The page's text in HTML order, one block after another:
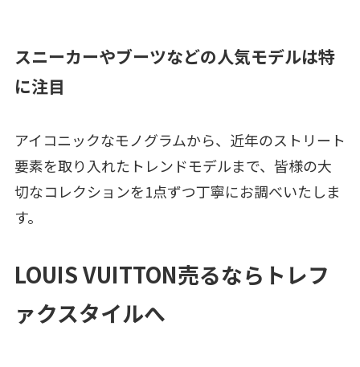
スニーカーやブーツなどの人気モデルは特
に注目
アイコニックなモノグラムから、近年のストリート
要素を取り入れたトレンドモデルまで、皆様の大
切なコレクションを1点ずつ丁寧にお調べいたしま
す。
LOUIS VUITTON売るならトレフ
ァクスタイルへ